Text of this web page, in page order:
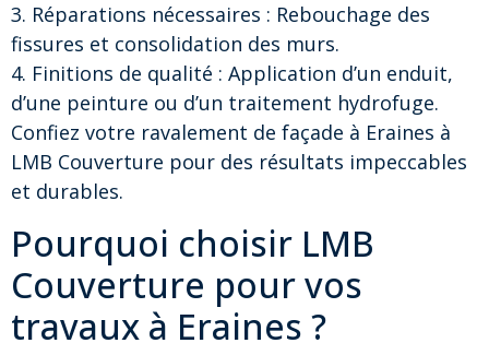
3. Réparations nécessaires : Rebouchage des
fissures et consolidation des murs.
4. Finitions de qualité : Application d’un enduit,
d’une peinture ou d’un traitement hydrofuge.
Confiez votre ravalement de façade à Eraines à
LMB Couverture pour des résultats impeccables
et durables.
Pourquoi choisir LMB
Couverture pour vos
travaux à Eraines ?